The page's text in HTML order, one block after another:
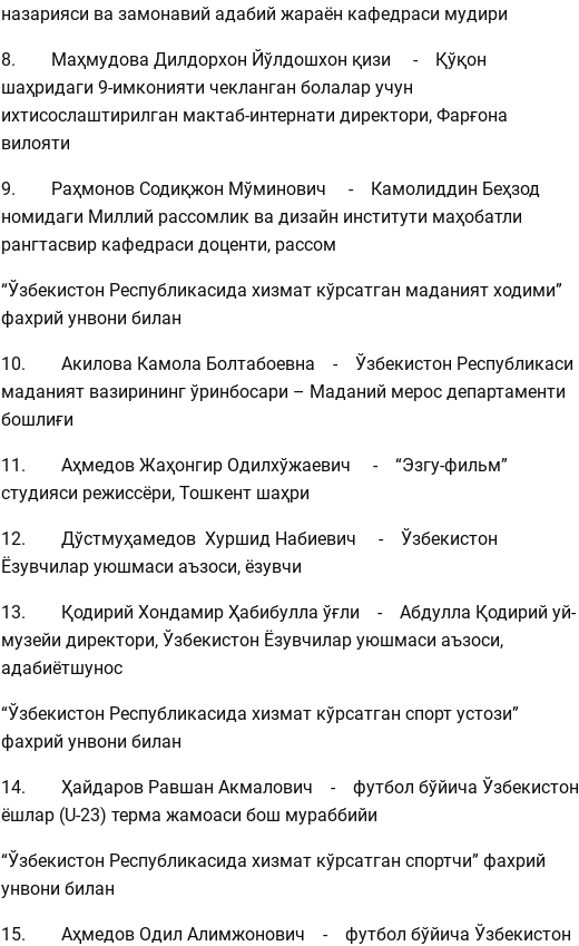
назарияси ва замонавий адабий жараён кафедраси мудири
8. Маҳмудова Дилдорхон Йўлдошхон қизи - Қўқон
шаҳридаги 9-имконияти чекланган болалар учун
ихтисослаштирилган мактаб-интернати директори, Фарғона
вилояти
9. Раҳмонов Содиқжон Мўминович - Камолиддин Беҳзод
номидаги Миллий рассомлик ва дизайн институти маҳобатли
рангтасвир кафедраси доценти, рассом
“Ўзбекистон Республикасида хизмат кўрсатган маданият ходими”
фахрий унвони билан
10. Акилова Камола Болтабоевна - Ўзбекистон Республикаси
маданият вазирининг ўринбосари – Маданий мерос департаменти
бошлиғи
11. Аҳмедов Жаҳонгир Одилхўжаевич - “Эзгу-фильм”
студияси режиссёри, Тошкент шаҳри
12. Дўстмуҳамедов Хуршид Набиевич - Ўзбекистон
Ёзувчилар уюшмаси аъзоси, ёзувчи
13. Қодирий Хондамир Ҳабибулла ўғли - Абдулла Қодирий уй-
музейи директори, Ўзбекистон Ёзувчилар уюшмаси аъзоси,
адабиётшунос
“Ўзбекистон Республикасида хизмат кўрсатган спорт устози”
фахрий унвони билан
14. Ҳайдаров Равшан Акмалович - футбол бўйича Ўзбекистон
ёшлар (U-23) терма жамоаси бош мураббийи
“Ўзбекистон Республикасида хизмат кўрсатган спортчи” фахрий
унвони билан
15. Аҳмедов Одил Алимжонович - футбол бўйича Ўзбекистон